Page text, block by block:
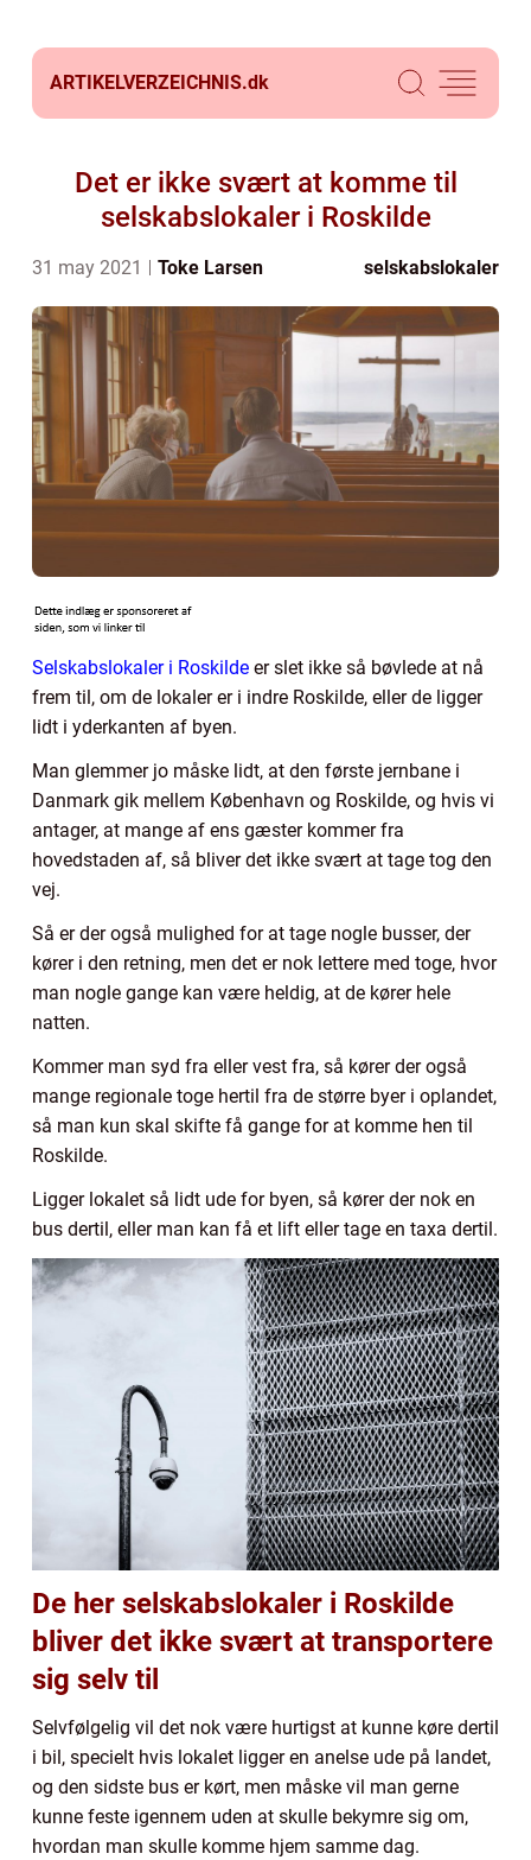
ARTIKELVERZEICHNIS.dk
Det er ikke svært at komme til
selskabslokaler i Roskilde
31 may 2021 Toke Larsen selskabslokaler
Selskabslokaler i Roskilde er slet ikke så bøvlede at nå
frem til, om de lokaler er i indre Roskilde, eller de ligger
lidt i yderkanten af byen.
Man glemmer jo måske lidt, at den første jernbane i
Danmark gik mellem København og Roskilde, og hvis vi
antager, at mange af ens gæster kommer fra
hovedstaden af, så bliver det ikke svært at tage tog den
vej.
Så er der også mulighed for at tage nogle busser, der
kører i den retning, men det er nok lettere med toge, hvor
man nogle gange kan være heldig, at de kører hele
natten.
Kommer man syd fra eller vest fra, så kører der også
mange regionale toge hertil fra de større byer i oplandet,
så man kun skal skifte få gange for at komme hen til
Roskilde.
Ligger lokalet så lidt ude for byen, så kører der nok en
bus dertil, eller man kan få et lift eller tage en taxa dertil.
De her selskabslokaler i Roskilde
bliver det ikke svært at transportere
sig selv til
Selvfølgelig vil det nok være hurtigst at kunne køre dertil
i bil, specielt hvis lokalet ligger en anelse ude på landet,
og den sidste bus er kørt, men måske vil man gerne
kunne feste igennem uden at skulle bekymre sig om,
hvordan man skulle komme hjem samme dag.